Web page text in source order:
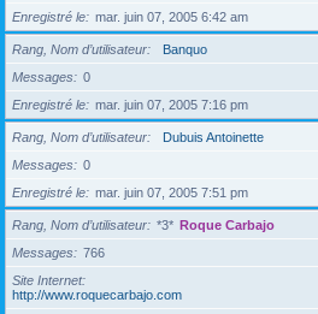
Enregistré le
mar. juin 07, 2005 6:42 am
Rang, Nom d’utilisateur
Banquo
Messages
0
Enregistré le
mar. juin 07, 2005 7:16 pm
Rang, Nom d’utilisateur
Dubuis Antoinette
Messages
0
Enregistré le
mar. juin 07, 2005 7:51 pm
Rang, Nom d’utilisateur *3* Roque Carbajo
Messages
766
Site Internet
http://www.roquecarbajo.com